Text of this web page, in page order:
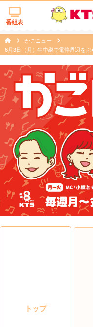
番組表
かごニュー
6月3日（月）生中継で電停周辺を
トップ